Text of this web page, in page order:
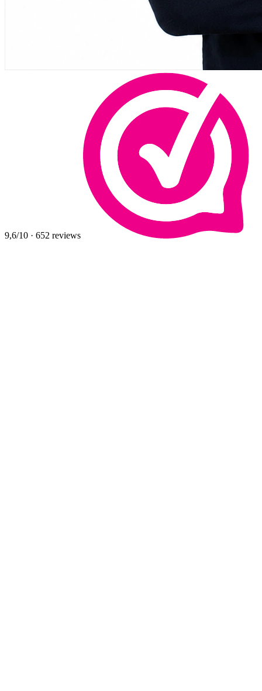
9,6/10 · 652 reviews